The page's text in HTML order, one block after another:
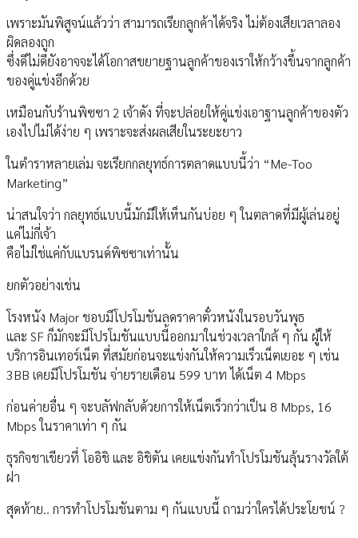
เพราะมันพิสูจน์แล้วว่า สามารถเรียกลูกค้าได้จริง ไม่ต้องเสียเวลาลอง
ผิดลองถูก
ซึ่งดีไม่ดียังอาจจะได้โอกาสขยายฐานลูกค้าของเราให้กว้างขึ้นจากลูกค้า
ของคู่แข่งอีกด้วย
เหมือนกับร้านพิซซา 2 เจ้าดัง ที่จะปล่อยให้คู่แข่งเอาฐานลูกค้าของตัว
เองไปไม่ได้ง่าย ๆ เพราะจะส่งผลเสียในระยะยาว
ในตำราหลายเล่ม จะเรียกกลยุทธ์การตลาดแบบนี้ว่า “Me-Too
Marketing”
น่าสนใจว่า กลยุทธ์แบบนี้มักมีให้เห็นกันบ่อย ๆ ในตลาดที่มีผู้เล่นอยู่
แค่ไม่กี่เจ้า
คือไม่ใช่แค่กับแบรนด์พิซซาเท่านั้น
ยกตัวอย่างเช่น
โรงหนัง Major ชอบมีโปรโมชันลดราคาตั๋วหนังในรอบวันพุธ
และ SF ก็มักจะมีโปรโมชันแบบนี้ออกมาในช่วงเวลาใกล้ ๆ กัน ผู้ให้
บริการอินเทอร์เน็ต ที่สมัยก่อนจะแข่งกันให้ความเร็วเน็ตเยอะ ๆ เช่น
3BB เคยมีโปรโมชัน จ่ายรายเดือน 599 บาท ได้เน็ต 4 Mbps
ก่อนค่ายอื่น ๆ จะบลัฟกลับด้วยการให้เน็ตเร็วกว่าเป็น 8 Mbps, 16
Mbps ในราคาเท่า ๆ กัน
ธุรกิจชาเขียวที่ โออิชิ และ อิชิตัน เคยแข่งกันทำโปรโมชันลุ้นรางวัลใต้
ฝา
สุดท้าย.. การทำโปรโมชันตาม ๆ กันแบบนี้ ถามว่าใครได้ประโยชน์ ?